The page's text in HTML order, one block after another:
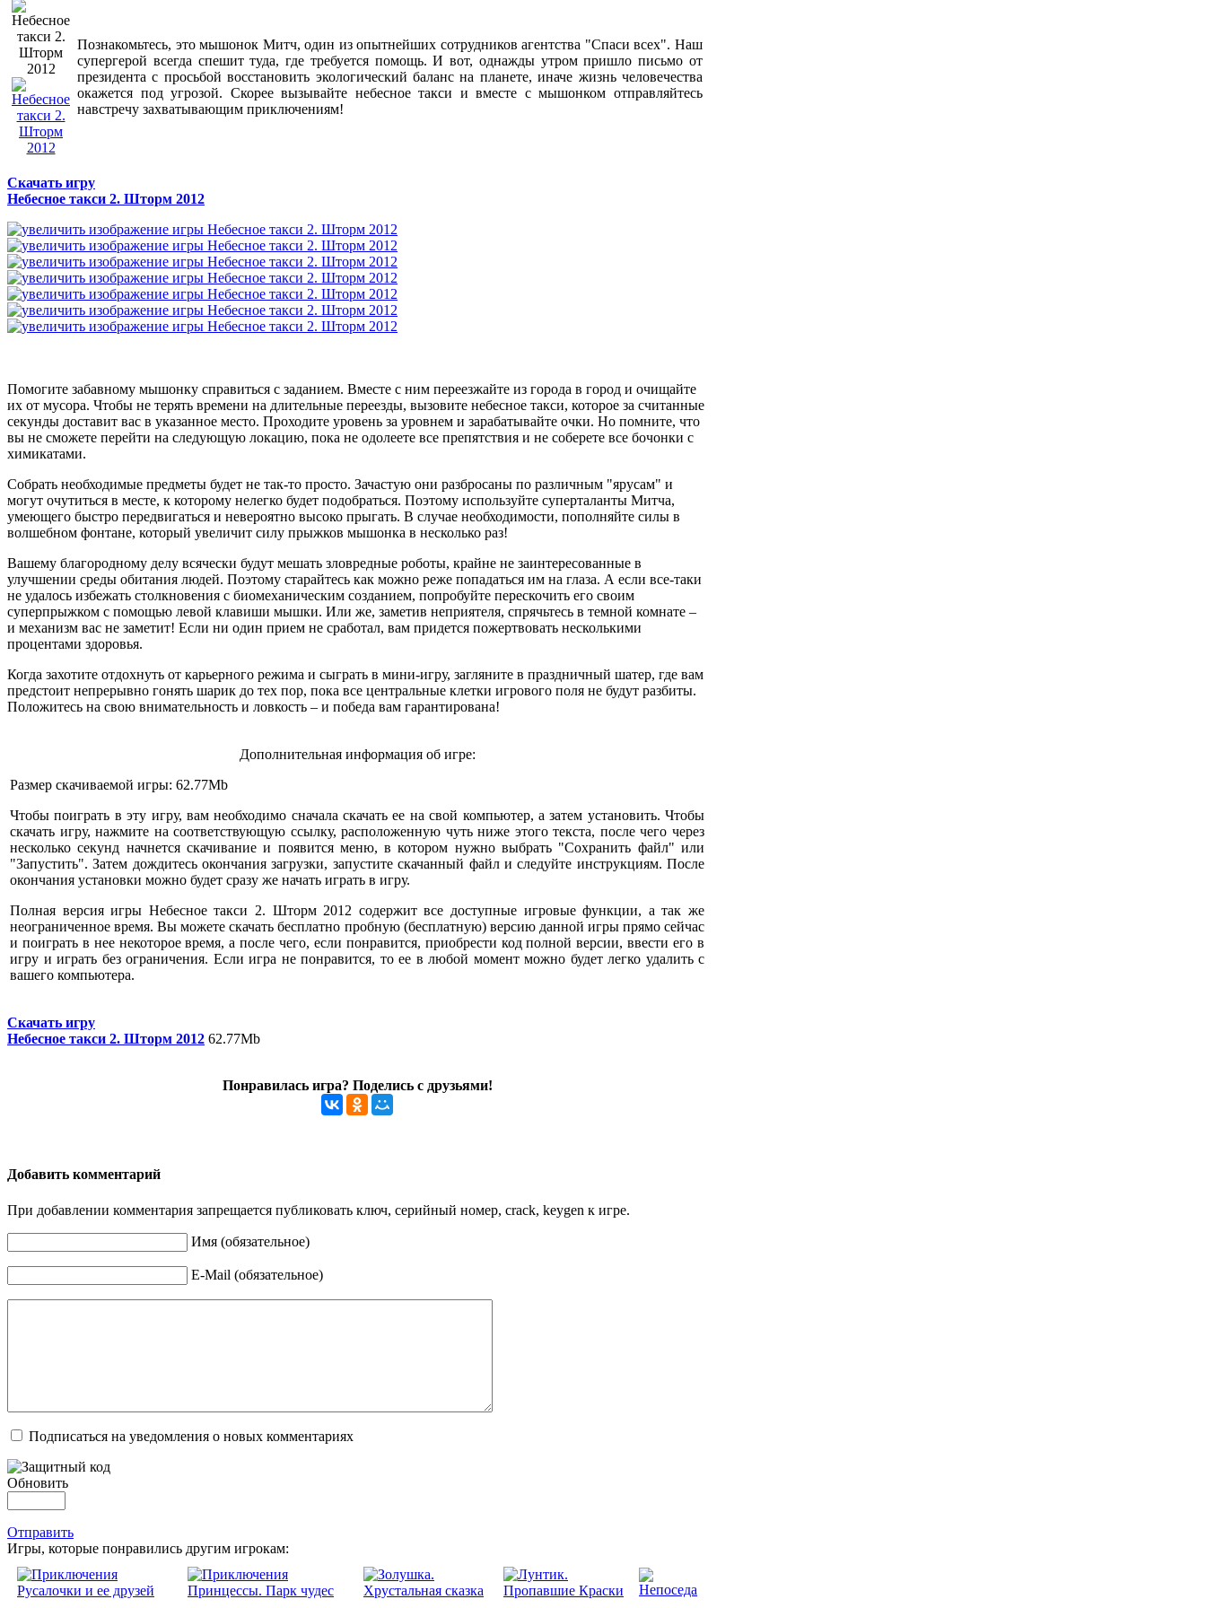
Познакомьтесь, это мышонок Митч, один из опытнейших сотрудников агентства "Спаси всех". Наш
супергерой всегда спешит туда, где требуется помощь. И вот, однажды утром пришло письмо от
президента с просьбой восстановить экологический баланс на планете, иначе жизнь человечества
окажется под угрозой. Скорее вызывайте небесное такси и вместе с мышонком отправляйтесь
навстречу захватывающим приключениям!
Скачать игру
Небесное такси 2. Шторм 2012
Помогите забавному мышонку справиться с заданием. Вместе с ним переезжайте из города в город и очищайте
их от мусора. Чтобы не терять времени на длительные переезды, вызовите небесное такси, которое за считанные
секунды доставит вас в указанное место. Проходите уровень за уровнем и зарабатывайте очки. Но помните, что
вы не сможете перейти на следующую локацию, пока не одолеете все препятствия и не соберете все бочонки с
химикатами.
Собрать необходимые предметы будет не так-то просто. Зачастую они разбросаны по различным "ярусам" и
могут очутиться в месте, к которому нелегко будет подобраться. Поэтому используйте суперталанты Митча,
умеющего быстро передвигаться и невероятно высоко прыгать. В случае необходимости, пополняйте силы в
волшебном фонтане, который увеличит силу прыжков мышонка в несколько раз!
Вашему благородному делу всячески будут мешать зловредные роботы, крайне не заинтересованные в
улучшении среды обитания людей. Поэтому старайтесь как можно реже попадаться им на глаза. А если все-таки
не удалось избежать столкновения с биомеханическим созданием, попробуйте перескочить его своим
суперпрыжком с помощью левой клавиши мышки. Или же, заметив неприятеля, спрячьтесь в темной комнате –
и механизм вас не заметит! Если ни один прием не сработал, вам придется пожертвовать несколькими
процентами здоровья.
Когда захотите отдохнуть от карьерного режима и сыграть в мини-игру, загляните в праздничный шатер, где вам
предстоит непрерывно гонять шарик до тех пор, пока все центральные клетки игрового поля не будут разбиты.
Положитесь на свою внимательность и ловкость – и победа вам гарантирована!
Дополнительная информация об игре:
Размер скачиваемой игры: 62.77Mb
Чтобы поиграть в эту игру, вам необходимо сначала скачать ее на свой компьютер, а затем установить. Чтобы
скачать игру, нажмите на соответствующую ссылку, расположенную чуть ниже этого текста, после чего через
несколько секунд начнется скачивание и появится меню, в котором нужно выбрать "Сохранить файл" или
"Запустить". Затем дождитесь окончания загрузки, запустите скачанный файл и следуйте инструкциям. После
окончания установки можно будет сразу же начать играть в игру.
Полная версия игры Небесное такси 2. Шторм 2012 содержит все доступные игровые функции, а так же
неограниченное время. Вы можете скачать бесплатно пробную (бесплатную) версию данной игры прямо сейчас
и поиграть в нее некоторое время, а после чего, если понравится, приобрести код полной версии, ввести его в
игру и играть без ограничения. Если игра не понравится, то ее в любой момент можно будет легко удалить с
вашего компьютера.
Скачать игру
Небесное такси 2. Шторм 2012 62.77Mb
Понравилась игра? Поделись с друзьями!
Добавить комментарий
При добавлении комментария запрещается публиковать ключ, серийный номер, crack, keygen к игре.
Имя (обязательное)
E-Mail (обязательное)
Подписаться на уведомления о новых комментариях
Обновить
Отправить
Игры, которые понравились другим игрокам: